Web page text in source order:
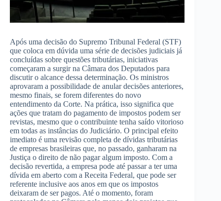
Após uma decisão do Supremo Tribunal Federal (STF)
que coloca em dúvida uma série de decisões judiciais já
concluídas sobre questões tributárias, iniciativas
começaram a surgir na Câmara dos Deputados para
discutir o alcance dessa determinação. Os ministros
aprovaram a possibilidade de anular decisões anteriores,
mesmo finais, se forem diferentes do novo
entendimento da Corte. Na prática, isso significa que
ações que tratam do pagamento de impostos podem ser
revistas, mesmo que o contribuinte tenha saído vitorioso
em todas as instâncias do Judiciário. O principal efeito
imediato é uma revisão completa de dívidas tributárias
de empresas brasileiras que, no passado, ganharam na
Justiça o direito de não pagar algum imposto. Com a
decisão revertida, a empresa pode até passar a ter uma
dívida em aberto com a Receita Federal, que pode ser
referente inclusive aos anos em que os impostos
deixaram de ser pagos. Até o momento, foram